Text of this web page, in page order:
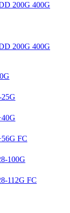
200G 400G
200G 400G
FC
100G
112G FC